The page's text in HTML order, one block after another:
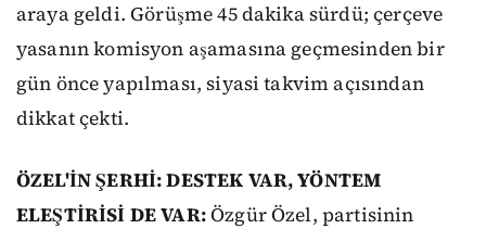
araya geldi. Görüşme 45 dakika sürdü; çerçeve
yasanın komisyon aşamasına geçmesinden bir
gün önce yapılması, siyasi takvim açısından
dikkat çekti.
ÖZEL'İN ŞERHİ: DESTEK VAR, YÖNTEM
ELEŞTİRİSİ DE VAR:Özgür Özel, partisinin